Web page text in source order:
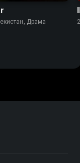
Драма